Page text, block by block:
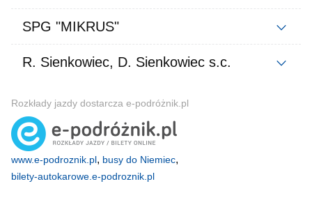
SPG "MIKRUS"
R. Sienkowiec, D. Sienkowiec s.c.
Rozkłady jazdy dostarcza e-podróżnik.pl
www.e-podroznik.pl, busy do Niemiec,
bilety-autokarowe.e-podroznik.pl